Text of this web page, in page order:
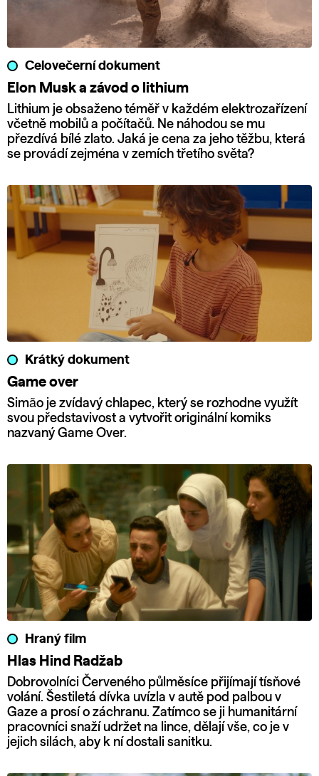
Celovečerní dokument
Elon Musk a závod o lithium
Lithium je obsaženo téměř v každém elektrozařízení
včetně mobilů a počítačů. Ne náhodou se mu
přezdívá bílé zlato. Jaká je cena za jeho těžbu, která
se provádí zejména v zemích třetího světa?
Krátký dokument
Game over
Simão je zvídavý chlapec, který se rozhodne využít
svou představivost a vytvořit originální komiks
nazvaný Game Over.
Hraný film
Hlas Hind Radžab
Dobrovolníci Červeného půlměsíce přijímají tísňové
volání. Šestiletá dívka uvízla v autě pod palbou v
Gaze a prosí o záchranu. Zatímco se ji humanitární
pracovníci snaží udržet na lince, dělají vše, co je v
jejich silách, aby k ní dostali sanitku.